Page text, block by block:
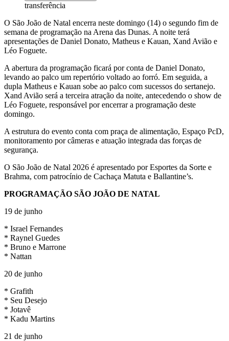
transferência
O São João de Natal encerra neste domingo (14) o segundo fim de
semana de programação na Arena das Dunas. A noite terá
apresentações de Daniel Donato, Matheus e Kauan, Xand Avião e
Léo Foguete.
A abertura da programação ficará por conta de Daniel Donato,
levando ao palco um repertório voltado ao forró. Em seguida, a
dupla Matheus e Kauan sobe ao palco com sucessos do sertanejo.
Xand Avião será a terceira atração da noite, antecedendo o show de
Léo Foguete, responsável por encerrar a programação deste
domingo.
A estrutura do evento conta com praça de alimentação, Espaço PcD,
monitoramento por câmeras e atuação integrada das forças de
segurança.
O São João de Natal 2026 é apresentado por Esportes da Sorte e
Brahma, com patrocínio de Cachaça Matuta e Ballantine’s.
PROGRAMAÇÃO SÃO JOÃO DE NATAL
19 de junho
* Israel Fernandes
* Raynel Guedes
* Bruno e Marrone
* Nattan
20 de junho
* Grafith
* Seu Desejo
* Jotavê
* Kadu Martins
21 de junho